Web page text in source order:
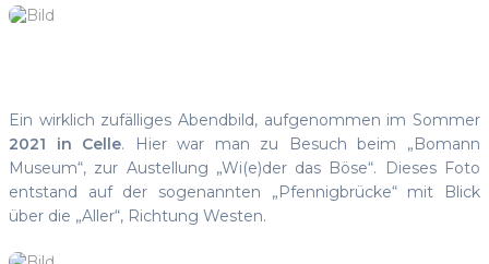
Ein wirklich zufälliges Abendbild, aufgenommen im Sommer
2021 in Celle. Hier war man zu Besuch beim „Bomann
Museum“, zur Austellung „Wi(e)der das Böse“. Dieses Foto
entstand auf der sogenannten „Pfennigbrücke“ mit Blick
über die „Aller“, Richtung Westen.